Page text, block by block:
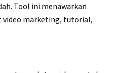
Tool ini menawarkan
video marketing, tutorial,